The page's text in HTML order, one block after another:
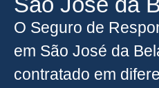
O Seguro de
em São José da
contratado em